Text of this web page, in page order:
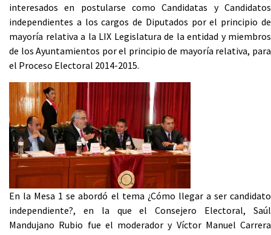
interesados en postularse como Candidatas y Candidatos
independientes a los cargos de Diputados por el principio de
mayoría relativa a la LIX Legislatura de la entidad y miembros
de los Ayuntamientos por el principio de mayoría relativa, para
el Proceso Electoral 2014-2015.
En la Mesa 1 se abordó el tema ¿Cómo llegar a ser candidato
independiente?, en la que el Consejero Electoral, Saúl
Mandujano Rubio fue el moderador y Víctor Manuel Carrera